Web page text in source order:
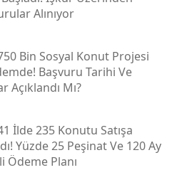
Alınıyor
Bin Sosyal Konut Projesi
Başvuru Tarihi Ve
Açıklandı Mı?
İlde 235 Konutu Satışa
Yüzde 25 Peşinat Ve 120 Ay
Ödeme Planı